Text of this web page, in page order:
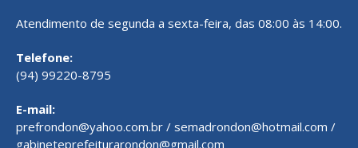
Atendimento de segunda a sexta-feira, das 08:00 às 14:00.
Telefone:
(94) 99220-8795
E-mail:
prefrondon@yahoo.com.br / semadrondon@hotmail.com /
gabineteprefeiturarondon@gmail.com